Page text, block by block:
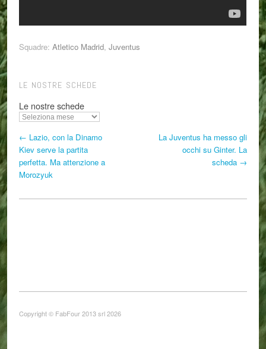
Squadre:Atletico Madrid,Juventus
LE NOSTRE SCHEDE
Le nostre schede
← Lazio, con la Dinamo
Kiev serve la partita
perfetta. Ma attenzione a
Morozyuk
La Juventus ha messo gli
occhi su Ginter. La
scheda →
Copyright © FabFour 2013 srl 2026